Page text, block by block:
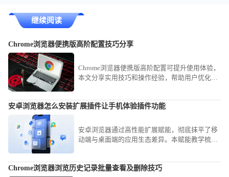
继续阅读
Chrome浏览器便携版高阶配置技巧分享
Chrome浏览器便携版高阶配置可提升使用体验，
本文分享实用技巧和操作经验，帮助用户优化便
安卓浏览器怎么安装扩展插件让手机体验插件功能
安卓浏览器通过高性能扩展赋能，彻底抹平了移
动端与桌面端的应用生态差异。本赋能教学梳理
Chrome浏览器浏览历史记录批量查看及删除技巧